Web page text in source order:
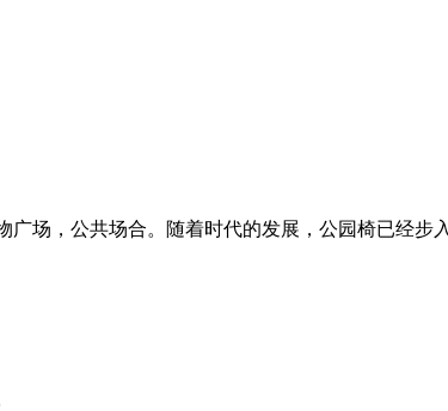
场，公共场合。随着时代的发展，公园椅已经